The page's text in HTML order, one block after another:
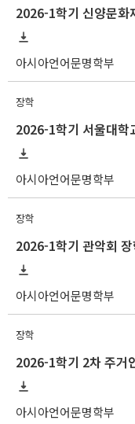
아시아언어문명학부
장학
아시아언어문명학부
장학
2026-1학기 관악회
아시아언어문명학부
장학
아시아언어문명학부